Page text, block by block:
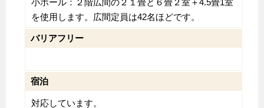
を使用します。広間定員は42名ほどです。
バリアフリー
宿泊
対応しています。